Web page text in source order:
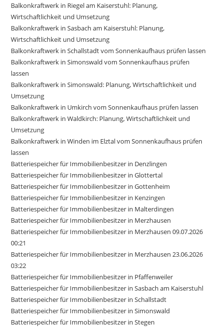
Balkonkraftwerk in Riegel am Kaiserstuhl: Planung,
Wirtschaftlichkeit und Umsetzung
Balkonkraftwerk in Sasbach am Kaiserstuhl: Planung,
Wirtschaftlichkeit und Umsetzung
Balkonkraftwerk in Schallstadt vom Sonnenkaufhaus prüfen lassen
Balkonkraftwerk in Simonswald vom Sonnenkaufhaus prüfen
lassen
Balkonkraftwerk in Simonswald: Planung, Wirtschaftlichkeit und
Umsetzung
Balkonkraftwerk in Umkirch vom Sonnenkaufhaus prüfen lassen
Balkonkraftwerk in Waldkirch: Planung, Wirtschaftlichkeit und
Umsetzung
Balkonkraftwerk in Winden im Elztal vom Sonnenkaufhaus prüfen
lassen
Batteriespeicher für Immobilienbesitzer in Denzlingen
Batteriespeicher für Immobilienbesitzer in Glottertal
Batteriespeicher für Immobilienbesitzer in Gottenheim
Batteriespeicher für Immobilienbesitzer in Kenzingen
Batteriespeicher für Immobilienbesitzer in Malterdingen
Batteriespeicher für Immobilienbesitzer in Merzhausen
Batteriespeicher für Immobilienbesitzer in Merzhausen 09.07.2026
00:21
Batteriespeicher für Immobilienbesitzer in Merzhausen 23.06.2026
03:22
Batteriespeicher für Immobilienbesitzer in Pfaffenweiler
Batteriespeicher für Immobilienbesitzer in Sasbach am Kaiserstuhl
Batteriespeicher für Immobilienbesitzer in Schallstadt
Batteriespeicher für Immobilienbesitzer in Simonswald
Batteriespeicher für Immobilienbesitzer in Stegen